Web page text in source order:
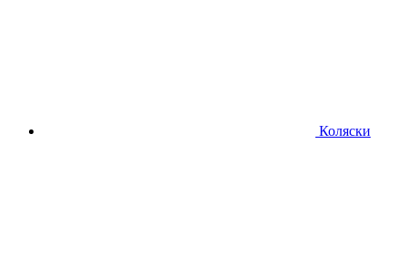
Коляски